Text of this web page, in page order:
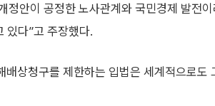
안이 공정한 노사관계와 국민경제 발전이
있다”고 주장했다.
상청구를 제한하는 입법은 세계적으로도